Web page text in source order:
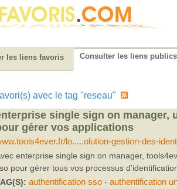
les liens favoris Consulter les liens publics
avec le tag "reseau"
single sign on manager,
gérer vos applications
lo.....olution-gestion-des-
enterprise single sign on manager,
pour gérer tous vos processus
authentification sso- authentification